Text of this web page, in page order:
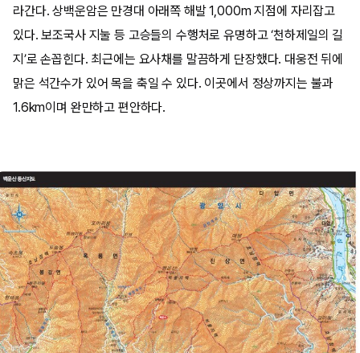
라간다. 상백운암은 만경대 아래쪽 해발 1,000m 지점에 자리잡고
있다. 보조국사 지눌 등 고승들의 수행처로 유명하고 ‘천하제일의 길
지’로 손꼽힌다. 최근에는 요사채를 말끔하게 단장했다. 대웅전 뒤에
맑은 석간수가 있어 목을 축일 수 있다. 이곳에서 정상까지는 불과
1.6km이며 완만하고 편안하다.